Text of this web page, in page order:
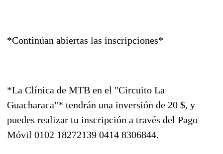
*Continúan abiertas las inscripciones*
*La Clínica de MTB en el "Circuito La
Guacharaca"* tendrán una inversión de 20 $, y
puedes realizar tu inscripción a través del Pago
Móvil 0102 18272139 0414 8306844.